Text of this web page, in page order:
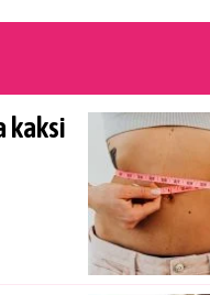
kaksi